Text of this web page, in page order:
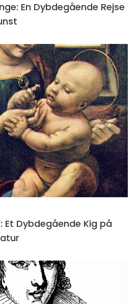
En Dybdegående Rejse
Et Dybdegående Kig på